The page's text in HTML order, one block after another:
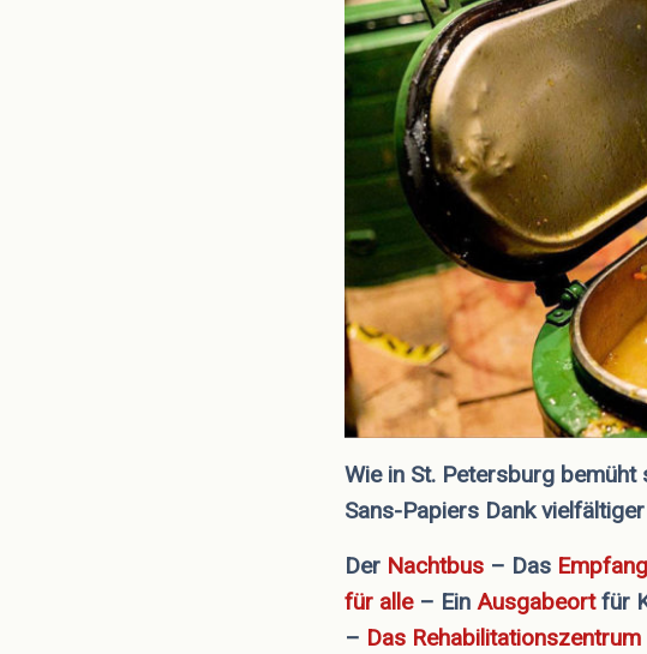
Wie in St. Petersburg
Sans-Papiers Dank
Der Nachtbus – Das
für alle– Ein Ausgabeortfür
– Das Rehabilitationszentrum